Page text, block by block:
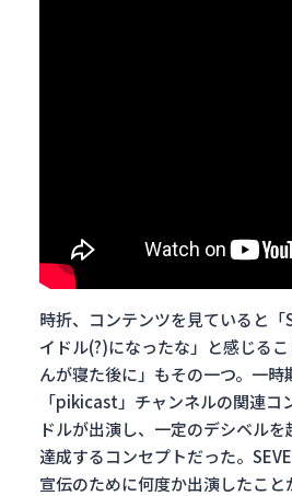
時折、コンテンツを見ていると「
イドル(?)になったな」と感じる
んが寝た後に」もその一つ。一時
「pikicast」チャンネルの関連コ
ドルが出演し、一定のデシベル
達成するコンセプトだった。
宣伝のために何度か出演したこと